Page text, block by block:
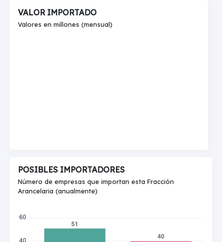
VALOR IMPORTADO
Valores en millones (mensual)
POSIBLES IMPORTADORES
Número de empresas que importan esta Fracción
Arancelaria (anualmente)